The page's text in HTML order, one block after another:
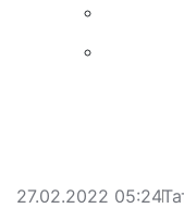
27.02.2022 05:24